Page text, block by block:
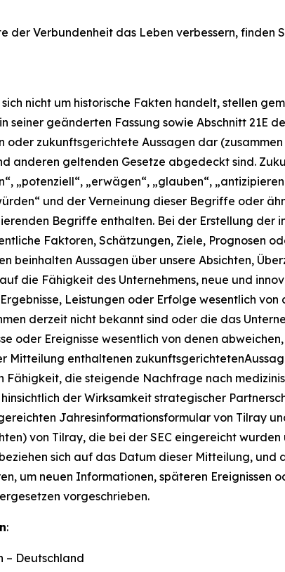
Verbundenheit das Leben verbessern, finden
nicht um historische Fakten handelt, stellen
seiner geänderten Fassung sowie Abschnitt 21E
zukunftsgerichtete Aussagen dar
anderen geltenden Gesetze abgedeckt sind.
„potenziell“, „erwägen“, „glauben“,
und der Verneinung dieser Begriffe oder
Begriffe enthalten. Bei der Erstellung der
Faktoren, Schätzungen, Ziele, Prognosen
beinhalten Aussagen über unsere Absichten,
die Fähigkeit des Unternehmens, neue und
Leistungen oder Erfolge wesentlich
derzeit nicht bekannt sind oder die das
oder Ereignisse wesentlich von denen
Mitteilung enthaltenen
die steigende Nachfrage nach
der Wirksamkeit strategischer
Jahresinformationsformular von Tilray
von Tilray, die bei der SEC eingereicht
sich auf das Datum dieser Mitteilung, und
um neuen Informationen, späteren Ereignissen
vorgeschrieben.
:
– Deutschland